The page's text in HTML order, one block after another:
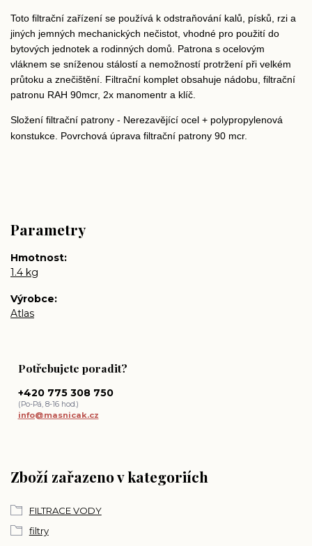
Toto filtrační zařízení se používá k odstraňování kalů, písků, rzi a
jiných jemných mechanických nečistot, vhodné pro použití do
bytových jednotek a rodinných domů. Patrona s ocelovým
vláknem se sníženou stálostí a nemožností protržení při velkém
průtoku a znečištění. Filtrační komplet obsahuje nádobu, filtrační
patronu RAH 90mcr, 2x manomentr a klíč.
Složení filtrační patrony - Nerezavějící ocel + polypropylenová
konstukce. Povrchová úprava filtrační patrony 90 mcr.
Parametry
Hmotnost
1.4 kg
Výrobce
Atlas
Zboží zařazeno v kategoriích
FILTRACE VODY
filtry
Potřebujete poradit?
+420 775 308 750
(Po-Pá, 8-16 hod.)
info@masnicak.cz